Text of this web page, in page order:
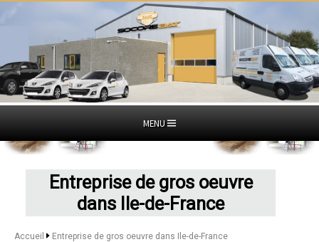
MENU
Entreprise de gros oeuvre
dans Ile-de-France
Accueil Entreprise de gros oeuvre dans Ile-de-France